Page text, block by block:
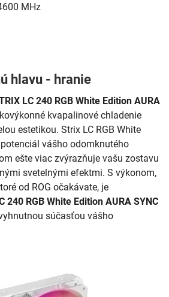
MHz
hlavu - hranie
LC 240 RGB White Edition AURA
kvapalinové chladenie
estetikou. Strix LC RGB White
vášho odomknutého
ešte viac zvýrazňuje vašu zostavu
svetelnými efektmi. S výkonom,
od ROG očakávate, je
240 RGB White Edition AURA SYNC
súčasťou vášho